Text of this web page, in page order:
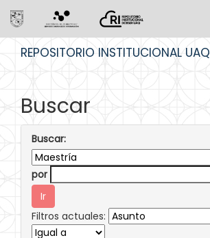
REPOSITORIO INSTITUCIONAL UAQ
Buscar
Buscar:
por
Filtros actuales: